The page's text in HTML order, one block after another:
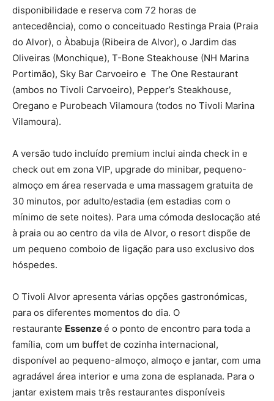
disponibilidade e reserva com 72 horas de
antecedência), como o conceituado Restinga Praia (Praia
do Alvor), o Àbabuja (Ribeira de Alvor), o Jardim das
Oliveiras (Monchique), T-Bone Steakhouse (NH Marina
Portimão), Sky Bar Carvoeiro e The One Restaurant
(ambos no Tivoli Carvoeiro), Pepper’s Steakhouse,
Oregano e Purobeach Vilamoura (todos no Tivoli Marina
Vilamoura).
A versão tudo incluído premium inclui ainda check in e
check out em zona VIP, upgrade do minibar, pequeno-
almoço em área reservada e uma massagem gratuita de
30 minutos, por adulto/estadia (em estadias com o
mínimo de sete noites). Para uma cómoda deslocação até
à praia ou ao centro da vila de Alvor, o resort dispõe de
um pequeno comboio de ligação para uso exclusivo dos
hóspedes.
O Tivoli Alvor apresenta várias opções gastronómicas,
para os diferentes momentos do dia. O
restaurante Essenzeé o ponto de encontro para toda a
família, com um buffet de cozinha internacional,
disponível ao pequeno-almoço, almoço e jantar, com uma
agradável área interior e uma zona de esplanada. Para o
jantar existem mais três restaurantes disponíveis